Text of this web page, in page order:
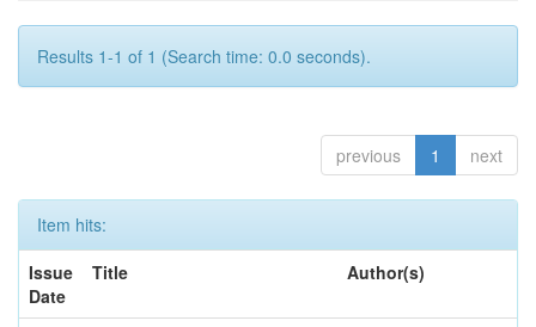
Results 1-1 of 1 (Search time: 0.0 seconds).
previous 1 next
Item hits:
Issue
Date
Title Author(s)